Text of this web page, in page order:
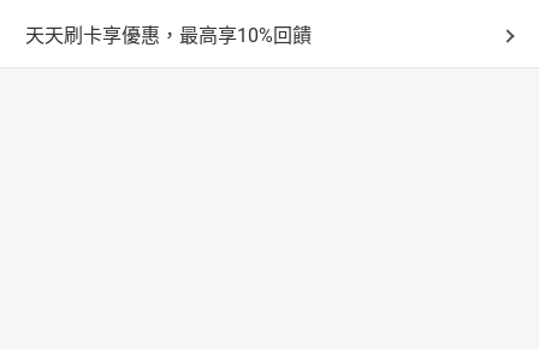
天天刷卡享優惠，最高享10%回饋